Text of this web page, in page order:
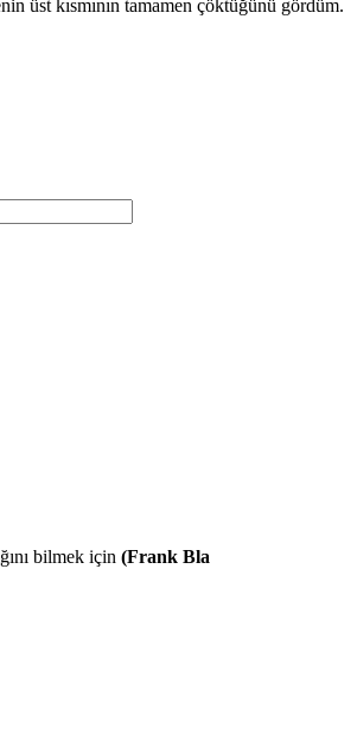
üst kısmının tamamen çöktüğünü gördüm.
bilmek için (Frank Bla